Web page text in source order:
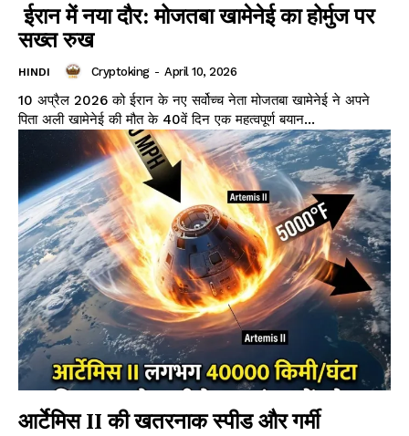
ईरान में नया दौर: मोजतबा खामेनेई का होर्मुज पर
सख्त रुख
HINDI Cryptoking - April 10, 2026
10 अप्रैल 2026 को ईरान के नए सर्वोच्च नेता मोजतबा खामेनेई ने अपने
पिता अली खामेनेई की मौत के 40वें दिन एक महत्वपूर्ण बयान...
आर्टेमिस II की खतरनाक स्पीड और गर्मी